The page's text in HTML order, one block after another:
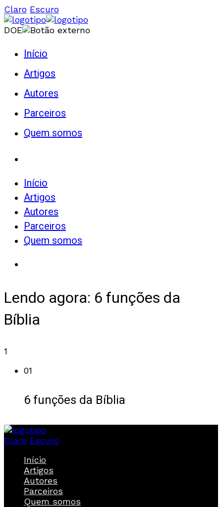
Claro Escuro
DOE
Início
Artigos
Autores
Parceiros
Quem somos
Início
Artigos
Autores
Parceiros
Quem somos
Lendo agora: 6 funções da
Bíblia
1
01
6 funções da Bíblia
Claro Escuro
Início
Artigos
Autores
Parceiros
Quem somos